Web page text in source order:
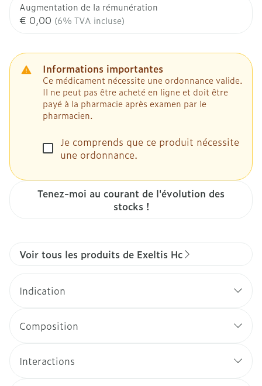
Augmentation de la rémunération
€ 0,00 (6% TVA incluse)
Informations importantes
Ce médicament nécessite une ordonnance valide.
Il ne peut pas être acheté en ligne et doit être
payé à la pharmacie après examen par le
pharmacien.
Je comprends que ce produit nécessite
une ordonnance.
Tenez-moi au courant de l'évolution des
stocks !
Voir tous les produits de Exeltis Hc
Indication
Composition
Interactions